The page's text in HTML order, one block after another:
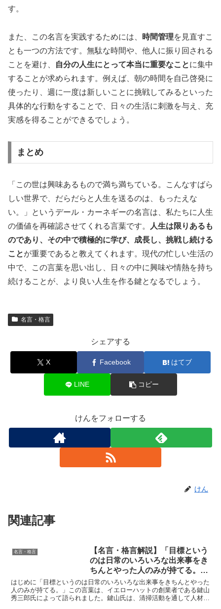
す。
また、この名言を実践するためには、 時間管理を見直すこ
とも一つの方法です。無駄な時間や、他人に振り回される
ことを避け、
自分の人生にとって本当に重要なことに集中
することが求められます。例えば、朝の時間を自己啓発に
使ったり、週に一度は新しいことに挑戦してみるといった
具体的な行動をすることで、日々の生活に刺激を与え、充
実感を得ることができるでしょう。
まとめ
「この世は興味あるもので満ち満ちている。こんなすばら
しい世界で、だらだらと人生を送るのは、もったえな
い。」というデール・カーネギーの名言は、私たちに人生
の価値を再確認させてくれる言葉です。
人生は限りあるも
のであり、その中で積極的に学び、成長し、挑戦し続ける
ことが重要であると教えてくれます。現代の忙しい生活の
中で、この言葉を思い出し、日々の中に興味や情熱を持ち
続けることが、より良い人生を作る鍵となるでしょう。
名言・格言
シェアする
X Facebook はてブ
LINE コピー
けんをフォローする
けん
関連記事
名言・格言
【名言・格言解説】「目標という
のは日常のいろいろな出来事をき
ちんとやった人のみが持てる。」
by 鍵山 秀三郎の深い意味と得ら
れる教訓
はじめに「目標というのは日常のいろいろな出来事をきちんとやった
人のみが持てる。」この言葉は、イエローハットの創業者である鍵山
秀三郎氏によって語られました。鍵山氏は、清掃活動を通して人材育